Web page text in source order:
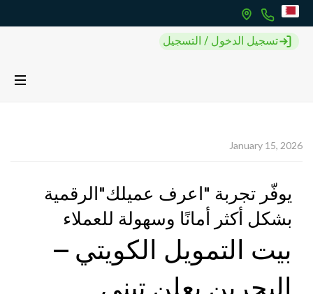
تسجيل الدخول / التسجيل
January 15, 2026
يوفّر تجربة "اعرف عميلك"الرقمية
بشكل أكثر أمانًا وسهولة للعملاء
بيت التمويل الكويتي –